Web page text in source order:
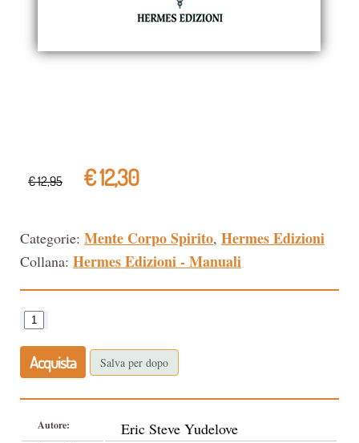
€ 12,95 € 12,30
Categorie: Mente Corpo Spirito, Hermes Edizioni
Collana: Hermes Edizioni - Manuali
Acquista Salva per dopo
Autore: Eric Steve Yudelove